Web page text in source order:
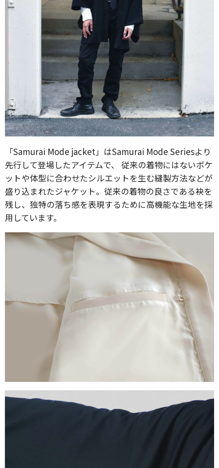
「Samurai Mode jacket」はSamurai Mode Seriesより
先行して登場したアイテムで、 従来の着物にはないポケ
ットや体型に合わせたシルエットを生む縫製方法などが
盛り込まれたジャケット。従来の着物の良さである袂を
残し、独特の落ち感を表現するために高機能な生地を採
用しています。